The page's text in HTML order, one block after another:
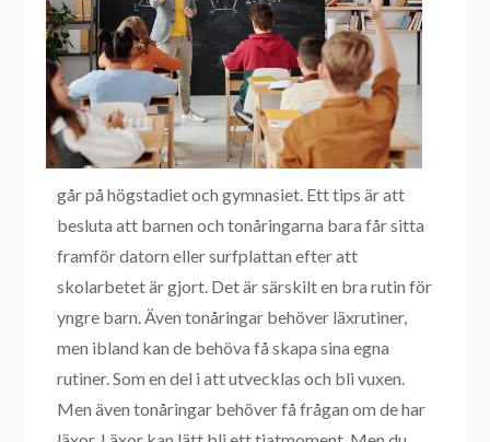
går på högstadiet och gymnasiet. Ett tips är att
besluta att barnen och tonåringarna bara får sitta
framför datorn eller surfplattan efter att
skolarbetet är gjort. Det är särskilt en bra rutin för
yngre barn. Även tonåringar behöver läxrutiner,
men ibland kan de behöva få skapa sina egna
rutiner. Som en del i att utvecklas och bli vuxen.
Men även tonåringar behöver få frågan om de har